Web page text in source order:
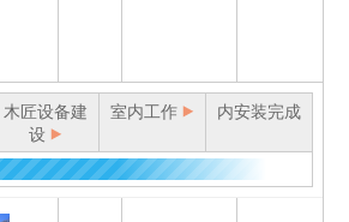
木匠设备建
设
室内工作 内安装完成